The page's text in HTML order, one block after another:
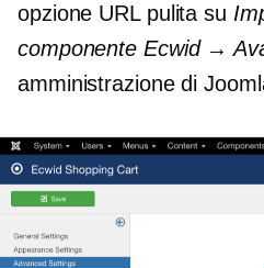
opzione URL pulita su
componente Ecwid →
amministrazione di